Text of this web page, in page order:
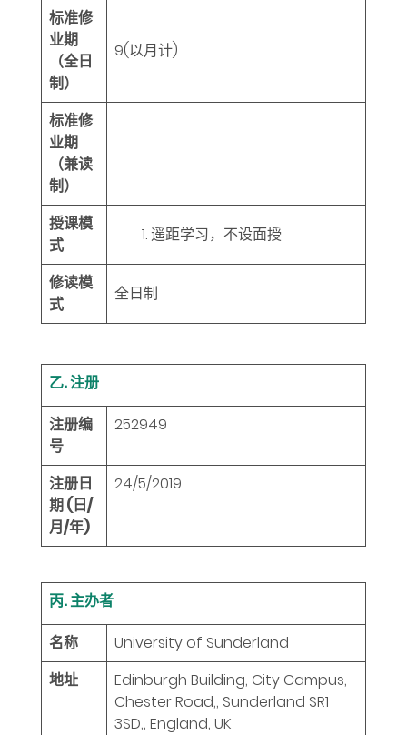
标准修
业期
（全日
制）
9(以月计)
标准修
业期
（兼读
制）
授课模
式
遥距学习，不设面授
修读模
式
全日制
乙. 注册
注册编
号
252949
注册日
期 (日/
月/年)
24/5/2019
丙. 主办者
名称
University of Sunderland
地址
Edinburgh Building, City Campus,
Chester Road,, Sunderland SR1
3SD,, England, UK